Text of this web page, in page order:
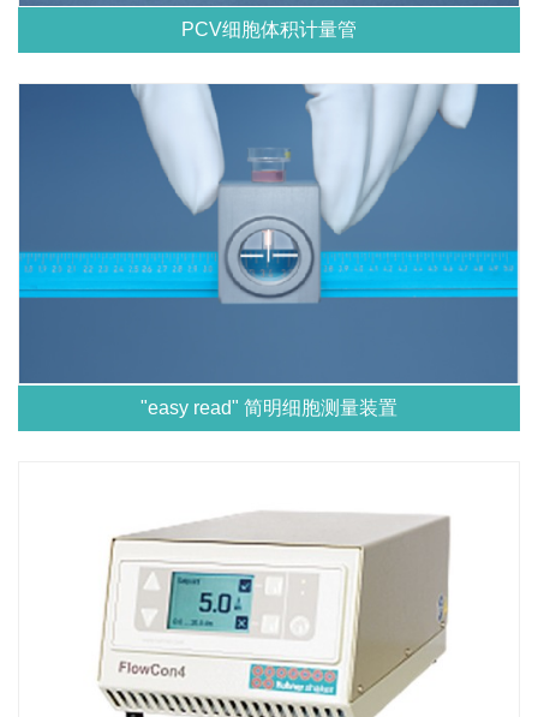
PCV细胞体积计量管
"easy read" 简明细胞测量装置